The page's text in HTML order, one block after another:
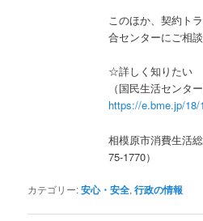
このほか、契約ト
合センターにご相
☆詳しく知りたい
（国民生活センター
https://e.bme.jp/18/
相模原市消費生活
75-1770）
カテゴリー:安心・安全,行政の情報